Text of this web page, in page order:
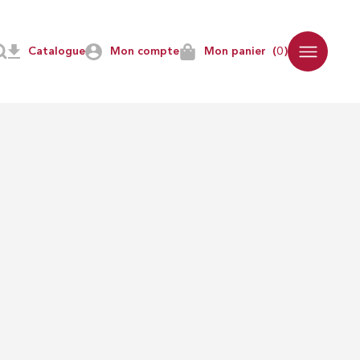
Mon compte Mon panier (0)
Catalogue